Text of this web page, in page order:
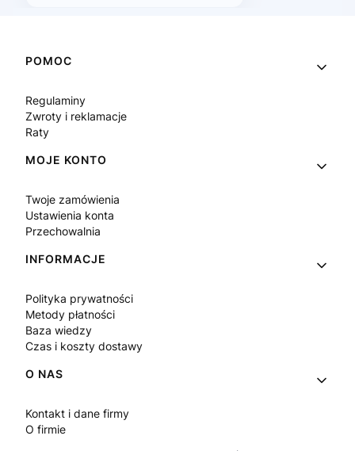
Linki w stopce
POMOC
Regulaminy
Zwroty i reklamacje
Raty
MOJE KONTO
Twoje zamówienia
Ustawienia konta
Przechowalnia
INFORMACJE
Polityka prywatności
Metody płatności
Baza wiedzy
Czas i koszty dostawy
O NAS
Kontakt i dane firmy
O firmie